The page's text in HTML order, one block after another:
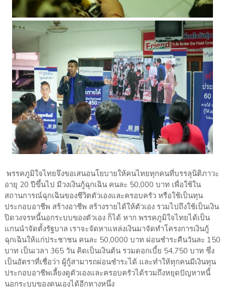
พรรคภูมิใจไทยจึงขอเสนอนโยบายให้คนไทยทุกคนที่บรรลุนิติภาวะ
อายุ 20 ปีขึ้นไป มีวงเงินกู้ฉุกเฉิน คนละ 50,000 บาท เพื่อใช้ใน
สถานการณ์ฉุกเฉินของชีวิตตัวเองและครอบครัว หรือใช้เป็นทุน
ประกอบอาชีพ สร้างอาชีพ สร้างรายได้ให้ตัวเอง รวมไปถึงใช้เป็นเงิน
ปิดวงจรหนี้นอกระบบของตัวเอง ก็ได้ หาก พรรคภูมิใจไทยได้เป็น
แกนนำจัดตั้งรัฐบาล เราจะจัดหาแหล่งเงินมาจัดทำโครงการเงินกู้
ฉุกเฉินให้แก่ประชาชน คนละ 50,0000 บาท ผ่อนชำระคืนวันละ 150
บาท เป็นเวลา 365 วัน คิดเป็นเงินต้น รวมดอกเบี้ย 54,750 บาท ซึ่ง
เป็นอัตราที่เชื่อว่า ผู้กู้สามารถผ่อนชำระได้ และทำให้ทุกคนมีเงินทุน
ประกอบอาชีพเลี้ยงดูตัวเองและครอบครัวได้รวมถึงหยุดปัญหาหนี้
นอกระบบของตนเองได้อีกทางหนึ่ง